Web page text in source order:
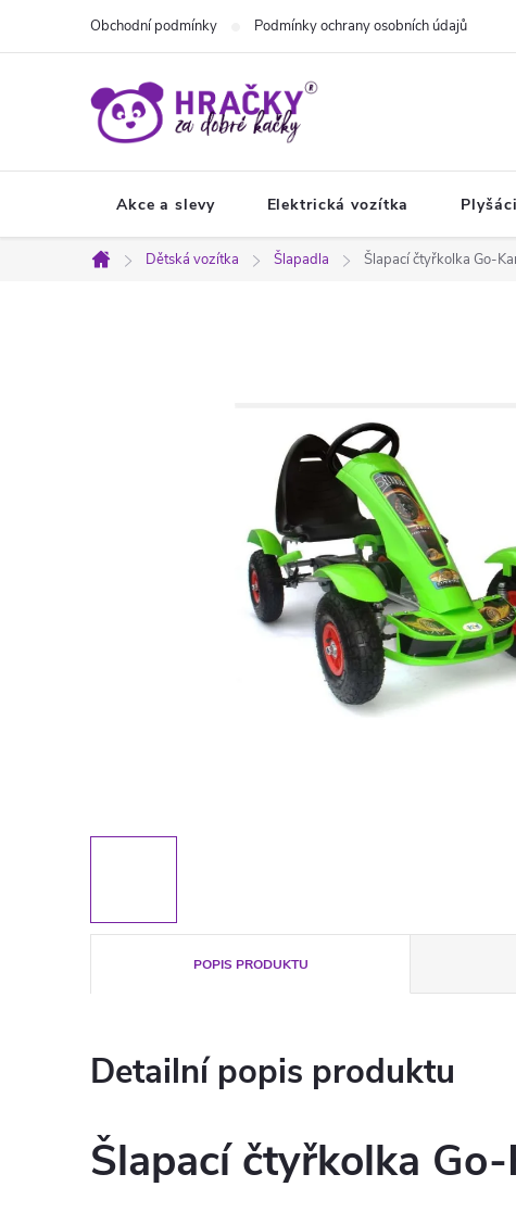
Obchodní podmínky Podmínky ochrany osobních údajů
Akce a slevy Elektrická vozítka Plyšáci
Domů
Dětská vozítka Šlapadla Šlapací čtyřkolka Go-
POPIS PRODUKTU
Detailní popis produktu
Šlapací čtyřkolka